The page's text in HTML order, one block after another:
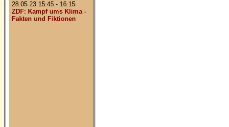
28.05.23 15:45 - 16:15
ZDF: Kampf ums Klima -
Fakten und Fiktionen